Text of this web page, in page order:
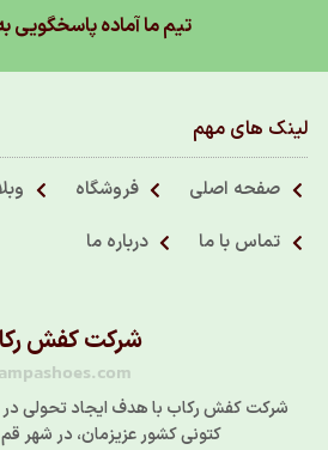
تیم ما آماده
لینک های مهم
صفحه اصلی فروشگاه
تماس با ما
درباره ما
شرکت کفش
شرکت کفش رکاب با هدف ایجاد تحولی
کتونی کشور عزیزمان، در شهر